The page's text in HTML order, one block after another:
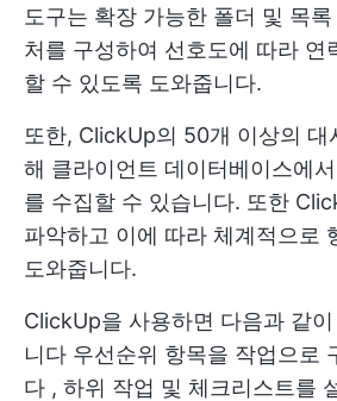
도구는 확장 가능한 폴더 및 목
처를 구성하여 선호도에 따라 연
할 수 있도록 도와줍니다.
또한, ClickUp의 50개 이상의 대
해 클라이언트 데이터베이스에
를 수집할 수 있습니다. 또한
파악하고 이에 따라 체계적으로
도와줍니다.
ClickUp을 사용하면 다음과 같
니다 우선순위 항목을 작업으로
다 , 하위 작업 및 체크리스트를